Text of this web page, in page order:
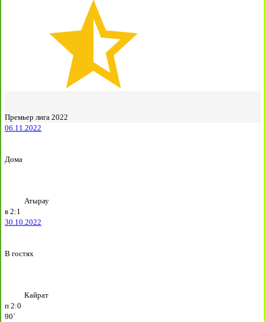
Премьер лига 2022
06.11.2022
Дома
Атырау
в 2:1
30.10.2022
В гостях
Кайрат
п 2:0
90`